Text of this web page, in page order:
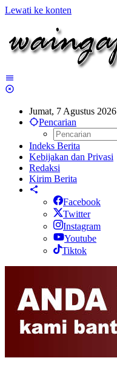
Lewati ke konten
Jumat, 7 Agustus 2026
Pencarian
Indeks Berita
Kebijakan dan Privasi
Redaksi
Kirim Berita
Facebook
Twitter
Instagram
Youtube
Tiktok